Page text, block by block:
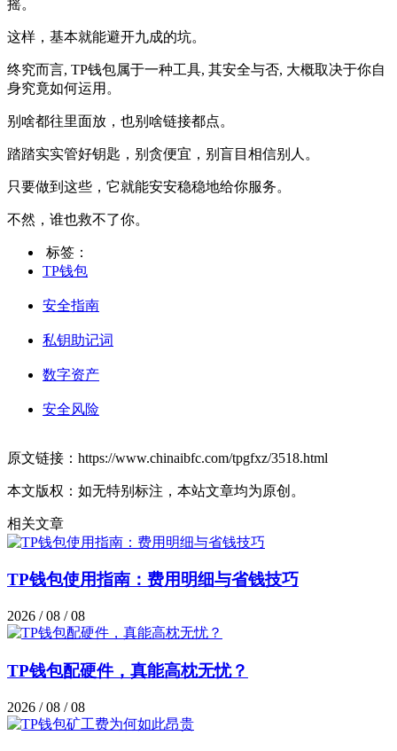
摇。
这样，基本就能避开九成的坑。
终究而言, TP钱包属于一种工具, 其安全与否, 大概取决于你自
身究竟如何运用。
别啥都往里面放，也别啥链接都点。
踏踏实实管好钥匙，别贪便宜，别盲目相信别人。
只要做到这些，它就能安安稳稳地给你服务。
不然，谁也救不了你。
标签：
TP钱包
安全指南
私钥助记词
数字资产
安全风险
原文链接：https://www.chinaibfc.com/tpgfxz/3518.html
本文版权：如无特别标注，本站文章均为原创。
相关文章
TP钱包使用指南：费用明细与省钱技巧
2026 / 08 / 08
TP钱包配硬件，真能高枕无忧？
2026 / 08 / 08